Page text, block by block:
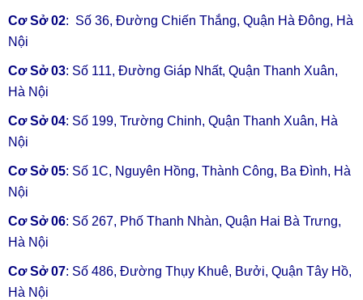
Khởi động
Lạnh
nghẹt gas
200 222
222
Sửa điều
☎ 0866
☎ 0866 200
Sửa điều
hoà rò rỉ
ga
200 222
222
Cơ Sở 02: Số 36, Đường Chiến Thắng, Quận Hà Đông, Hà
Nội
Cơ Sở 03: Số 111, Đường Giáp Nhất, Quận Thanh Xuân,
Hà Nội
Cơ Sở 04: Số 199, Trường Chinh, Quận Thanh Xuân, Hà
Nội
Cơ Sở 05: Số 1C, Nguyên Hồng, Thành Công, Ba Đình, Hà
Nội
Cơ Sở 06: Số 267, Phố Thanh Nhàn, Quận Hai Bà Trưng,
Hà Nội
Cơ Sở 07: Số 486, Đường Thụy Khuê, Bưởi, Quận Tây Hồ,
Hà Nội